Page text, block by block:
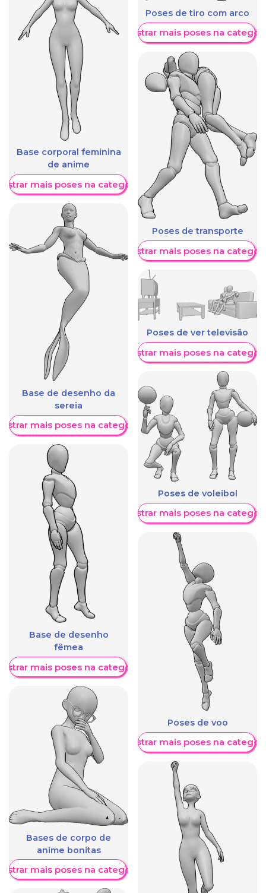
Base corporal feminina
de anime
mais poses na categoria
Base de desenho da
sereia
mais poses na categoria
Base de desenho
fêmea
mais poses na categoria
Bases de corpo de
anime bonitas
mais poses na categoria
Poses de tiro com arco
Mostrar mais poses na
Poses de transporte
Mostrar mais poses na
Poses de ver televisão
Mostrar mais poses na
Poses de voleibol
Mostrar mais poses na
Poses de voo
Mostrar mais poses na